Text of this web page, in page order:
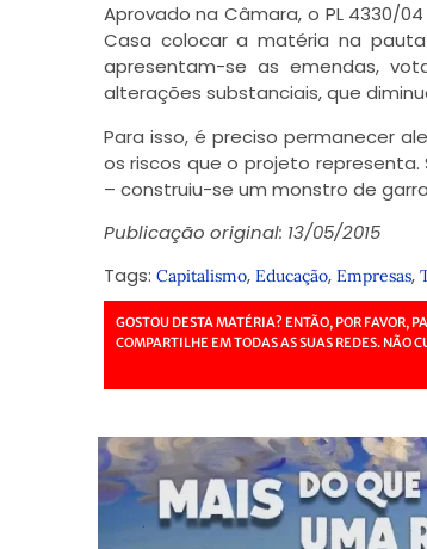
Aprovado na Câmara, o PL 4330/
Casa colocar a matéria na
apresentam-se as emendas,
alterações substanciais, que
Para isso, é preciso permanecer
os riscos que o projeto
– construiu-se um monstro de
Publicação original: 13/05/2015
Tags: Capitalismo, Educação, Empresas,
GOSTOU DESTA MATÉRIA? ENTÃO, POR FAVOR,
COMPARTILHE EM TODAS AS SUAS REDES. NÃO